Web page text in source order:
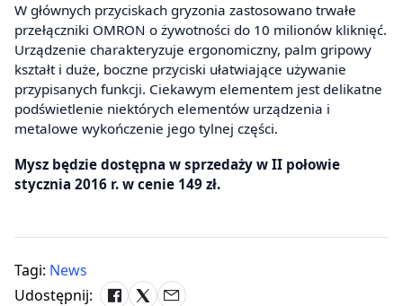
W głównych przyciskach gryzonia zastosowano trwałe
przełączniki OMRON o żywotności do 10 milionów kliknięć.
Urządzenie charakteryzuje ergonomiczny, palm gripowy
kształt i duże, boczne przyciski ułatwiające używanie
przypisanych funkcji. Ciekawym elementem jest delikatne
podświetlenie niektórych elementów urządzenia i
metalowe wykończenie jego tylnej części.
Mysz będzie dostępna w sprzedaży w II połowie
stycznia 2016 r. w cenie 149 zł.
Tagi: News
Udostępnij: